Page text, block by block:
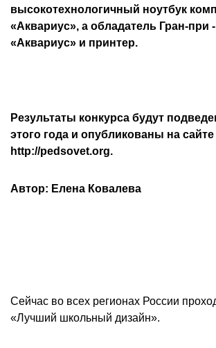
высокотехнологичный ноутбук
«Аквариус», а обладатель Гран-при
«Аквариус» и принтер.
Результаты конкурса будут
этого года и опубликованы на сайте
http://pedsovet.org.
Автор: Елена Ковалева
Сейчас во всех регионах России
«Лучший школьный дизайн».